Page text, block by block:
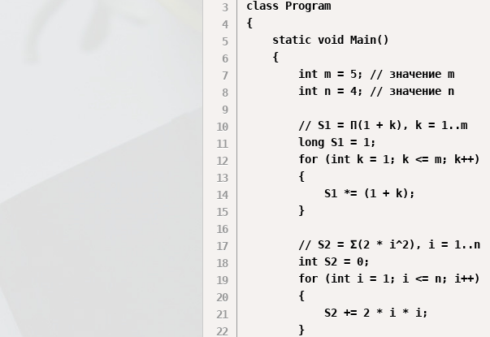
class Program
{
    static void Main()
    {
        int m = 5; // значение m
        int n = 4; // значение n
        // S1 = Π(1 + k), k = 1..m
        long S1 = 1;
        for (int k = 1; k <= m; k++)
        {
            S1 *= (1 + k);
        }
        // S2 = Σ(2 * i^2), i = 1..n
        int S2 = 0;
        for (int i = 1; i <= n; i++)
        {
            S2 += 2 * i * i;
        }